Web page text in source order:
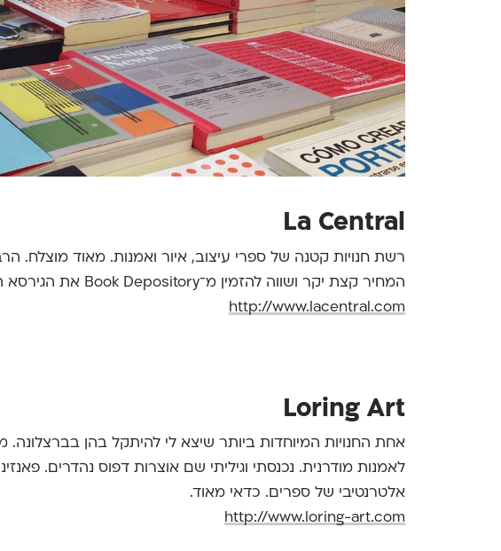
La Central
רשת חנויות קטנה של ספרי עיצוב, איור ואמנות. מאוד מוצלח.
המחיר קצת יקר ושווה להזמין מ־Book Depository את הגירסא האנגלית + להימנע ממשקל עודף במזוודה.
http://www.lacentral.com
Loring Art
אחת החנויות המיוחדות ביותר שיצא לי להיתקל בהן בברצלונה.
לאמנות מודרנית. נכנסתי וגיליתי שם אוצרות דפוס נהדרים.
אלטרנטיבי של ספרים. כדאי מאוד.
http://www.loring-art.com